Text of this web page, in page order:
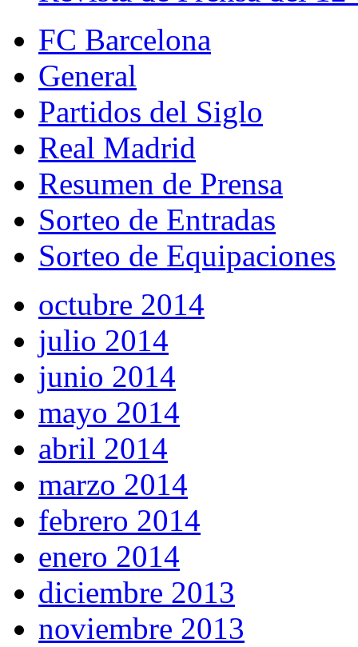
FC Barcelona
General
Partidos del Siglo
Real Madrid
Resumen de Prensa
Sorteo de Entradas
Sorteo de Equipaciones
octubre 2014
julio 2014
junio 2014
mayo 2014
abril 2014
marzo 2014
febrero 2014
enero 2014
diciembre 2013
noviembre 2013